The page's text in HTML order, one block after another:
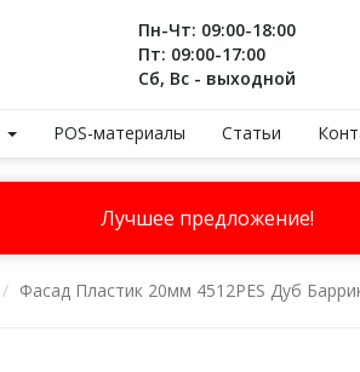
Пн-Чт: 09:00-18:00
Пт: 09:00-17:00
Сб, Вс - выходной
POS-материалы Статьи
Лучшее предложение!
Фасад Пластик 20мм 4512PES Дуб